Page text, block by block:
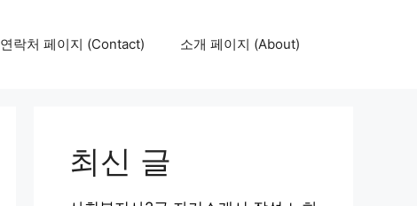
연락처 페이지 (Contact) 소개 페이지 (About)
최신 글